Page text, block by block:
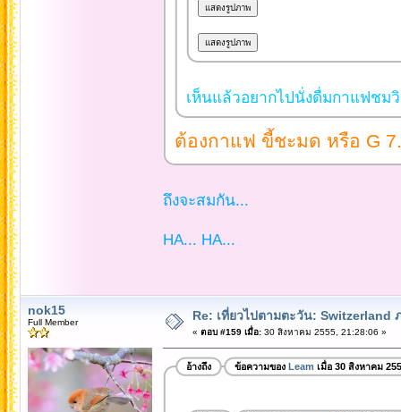
เห็นแล้วอยากไปนั่งดื่มกาแฟชม
ต้องกาแฟ ขี้ชะมด หรือ G
ถึงจะสมกัน...
HA... HA...
nok15
Full Member Re: เที่ยวไปตามตะวัน: Switzerland
« ตอบ #159 เมื่อ:30 สิงหาคม 2555, 21:28:06 »
อ้างถึง ข้อความของ Leam เมื่อ 30 สิงหาคม